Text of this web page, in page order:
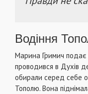
Водіння
Марина Гримич подає
проводився в Духів
обирали серед себе
Тополю. Вона